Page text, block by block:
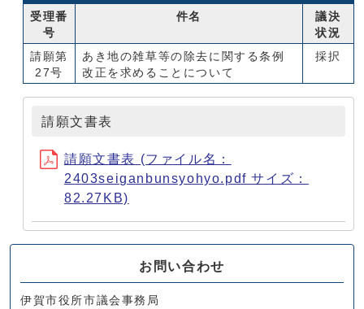
受理番
号
件名
議決
状況
請願第
27号
あき地の雑草等の除去に関する条例
改正を求めることについて
採択
請願文書表
請願文書表 (ファイル名：
2403seiganbunsyohyo.pdf サイズ：
82.27KB)
お問い合わせ
伊賀市役所市議会事務局